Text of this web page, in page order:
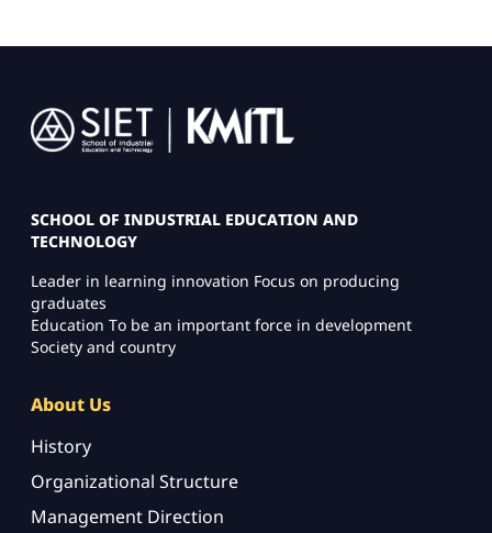
Image
SCHOOL OF INDUSTRIAL EDUCATION AND
TECHNOLOGY
Leader in learning innovation Focus on producing
graduates
Education To be an important force in development
Society and country
About Us
History
Organizational Structure
Management Direction